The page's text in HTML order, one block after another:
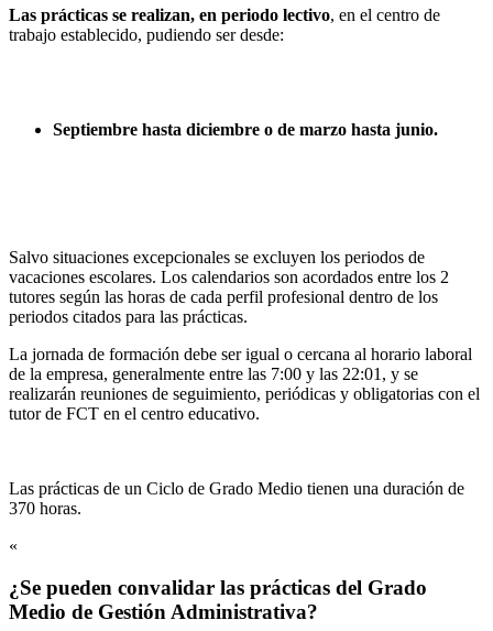
Las prácticas se realizan, en periodo lectivo, en el centro de
trabajo establecido, pudiendo ser desde:
Septiembre hasta diciembre o de marzo hasta junio.
Salvo situaciones excepcionales se excluyen los periodos de
vacaciones escolares. Los calendarios son acordados entre los 2
tutores según las horas de cada perfil profesional dentro de los
periodos citados para las prácticas.
La jornada de formación debe ser igual o cercana al horario laboral
de la empresa, generalmente entre las 7:00 y las 22:01, y se
realizarán reuniones de seguimiento, periódicas y obligatorias con el
tutor de FCT en el centro educativo.
Las prácticas de un Ciclo de Grado Medio tienen una duración de
370 horas.
«
¿Se pueden convalidar las prácticas del Grado
Medio de Gestión Administrativa?